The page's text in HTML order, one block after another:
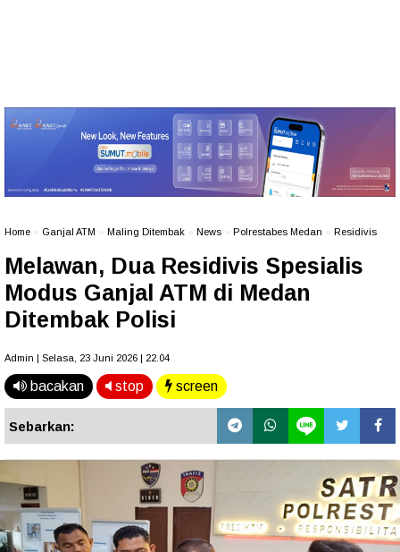
Home Ganjal ATM Maling Ditembak News Polrestabes Medan Residivis
Melawan, Dua Residivis Spesialis
Modus Ganjal ATM di Medan
Ditembak Polisi
Admin | Selasa, 23 Juni 2026 | 22.04
bacakan stop screen
Sebarkan: